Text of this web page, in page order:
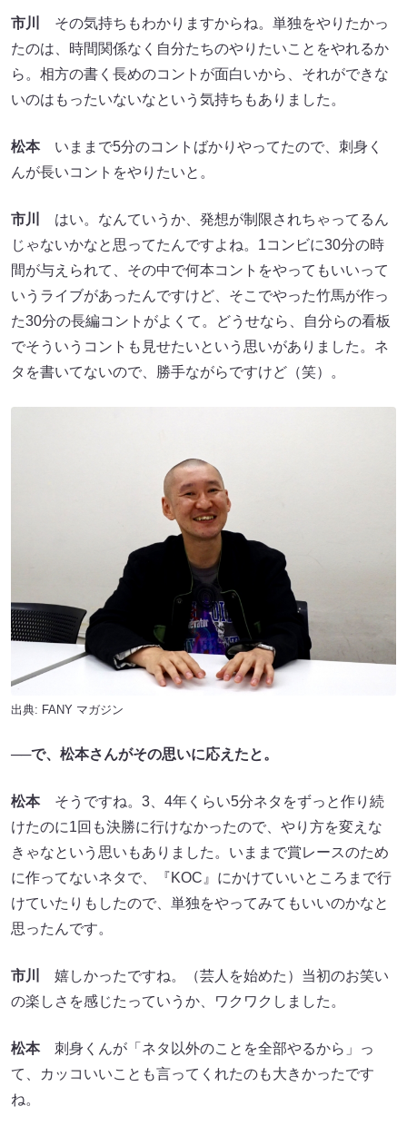
市川
その気持ちもわかりますからね。単独をやりたかっ
たのは、時間関係なく自分たちのやりたいことをやれるか
ら。相方の書く長めのコントが面白いから、それができな
いのはもったいないなという気持ちもありました。
松本いままで5分のコントばかりやってたので、刺身く
んが長いコントをやりたいと。
市川
はい。なんていうか、発想が制限されちゃってるん
じゃないかなと思ってたんですよね。1コンビに30分の時
間が与えられて、その中で何本コントをやってもいいって
いうライブがあったんですけど、そこでやった竹馬が作っ
た30分の長編コントがよくて。どうせなら、自分らの看板
でそういうコントも見せたいという思いがありました。ネ
タを書いてないので、勝手ながらですけど（笑）。
出典: FANY マガジン
──で、松本さんがその思いに応えたと。
松本そうですね。3、4年くらい5分ネタをずっと作り続
けたのに1回も決勝に行けなかったので、やり方を変えな
きゃなという思いもありました。いままで賞レースのため
に作ってないネタで、『KOC』にかけていいところまで行
けていたりもしたので、単独をやってみてもいいのかなと
思ったんです。
市川
嬉しかったですね。（芸人を始めた）当初のお笑い
の楽しさを感じたっていうか、ワクワクしました。
松本刺身くんが「ネタ以外のことを全部やるから」っ
て、カッコいいことも言ってくれたのも大きかったです
ね。